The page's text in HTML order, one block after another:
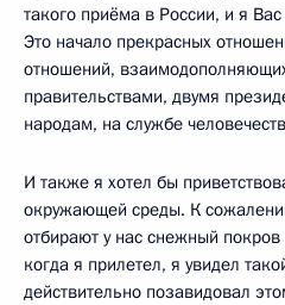
такого приёма в России, и я
Это начало прекрасных
отношений,
правительствами, двумя
народам, на службе
И также я хотел бы
окружающей среды. К
отбирают у нас снежный
когда я прилетел, я увидел
действительно позавидовал